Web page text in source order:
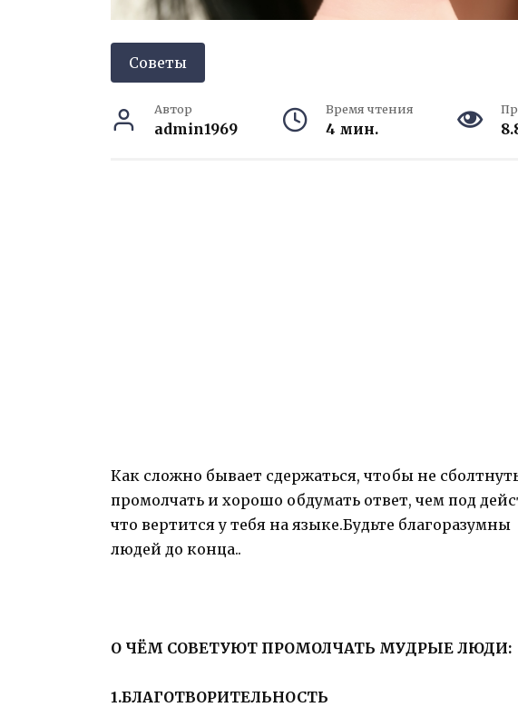
Советы
Автор
admin1969
Время чтения
4 мин.
Как сложно бывает сдержаться, чтобы не
промолчать и хорошо обдумать ответ, чем под
что вертится у тебя на языке.Будьте
людей до конца..
О ЧЁМ СОВЕТУЮТ ПРОМОЛЧАТЬ МУДРЫЕ ЛЮДИ:
1.БЛАГОТВОРИТЕЛЬНОСТЬ